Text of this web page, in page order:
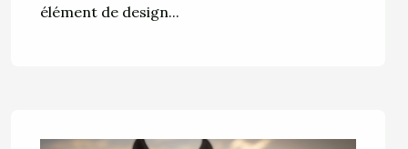
élément de design...